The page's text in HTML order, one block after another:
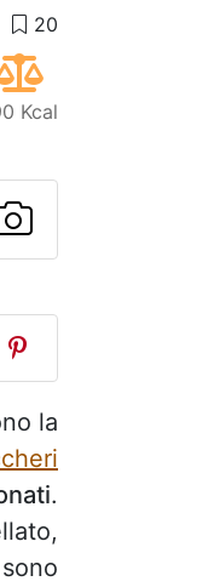
Kcal
ad un
ricetta
Pubblica
la
.